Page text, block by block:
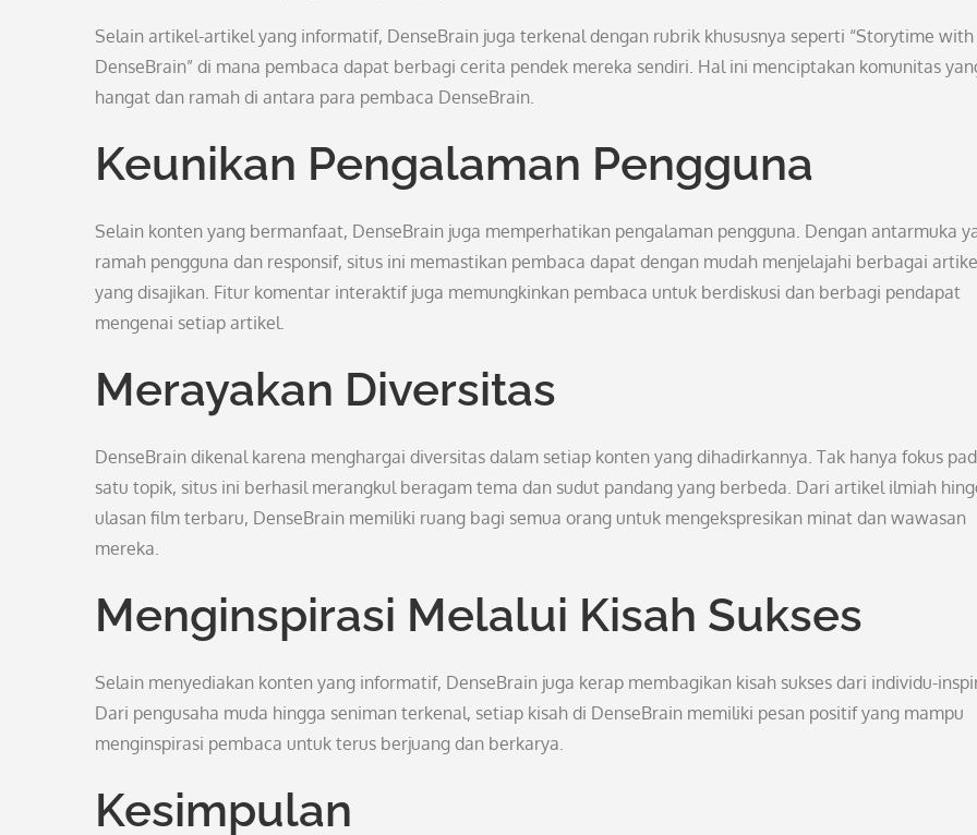
Selain artikel-artikel yang informatif, DenseBrain juga terkenal dengan rubrik khususnya seperti “Storytime with
DenseBrain” di mana pembaca dapat berbagi cerita pendek mereka sendiri. Hal ini menciptakan komunitas
hangat dan ramah di antara para pembaca DenseBrain.
Keunikan Pengalaman Pengguna
Selain konten yang bermanfaat, DenseBrain juga memperhatikan pengalaman pengguna. Dengan antarmuka
ramah pengguna dan responsif, situs ini memastikan pembaca dapat dengan mudah menjelajahi berbagai
yang disajikan. Fitur komentar interaktif juga memungkinkan pembaca untuk berdiskusi dan berbagi pendapat
mengenai setiap artikel.
Merayakan Diversitas
DenseBrain dikenal karena menghargai diversitas dalam setiap konten yang dihadirkannya. Tak hanya fokus
satu topik, situs ini berhasil merangkul beragam tema dan sudut pandang yang berbeda. Dari artikel ilmiah
ulasan film terbaru, DenseBrain memiliki ruang bagi semua orang untuk mengekspresikan minat dan wawasan
mereka.
Menginspirasi Melalui Kisah Sukses
Selain menyediakan konten yang informatif, DenseBrain juga kerap membagikan kisah sukses dari individu-
Dari pengusaha muda hingga seniman terkenal, setiap kisah di DenseBrain memiliki pesan positif yang mampu
menginspirasi pembaca untuk terus berjuang dan berkarya.
Kesimpulan